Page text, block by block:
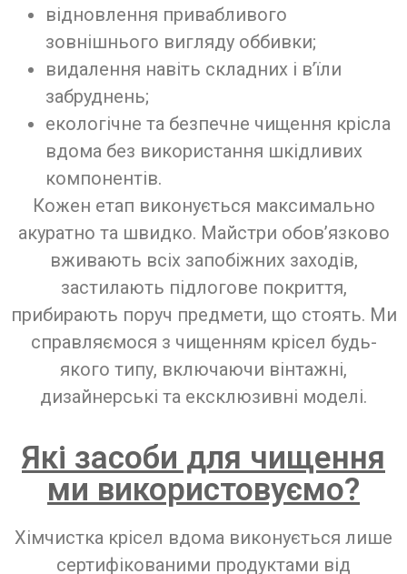
відновлення привабливого
зовнішнього вигляду оббивки;
видалення навіть складних і в’їли
забруднень;
екологічне та безпечне чищення крісла
вдома без використання шкідливих
компонентів.
Кожен етап виконується максимально
акуратно та швидко. Майстри обов’язково
вживають всіх запобіжних заходів,
застилають підлогове покриття,
прибирають поруч предмети, що стоять. Ми
справляємося з чищенням крісел будь-
якого типу, включаючи вінтажні,
дизайнерські та ексклюзивні моделі.
Які засоби для чищення
ми використовуємо?
Хімчистка крісел вдома виконується лише
сертифікованими продуктами від